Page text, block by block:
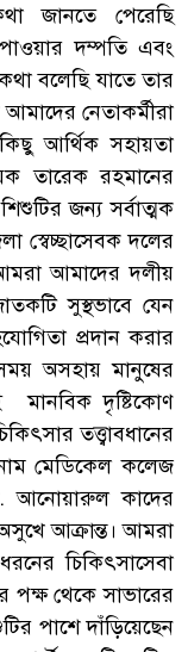
জানতে পেরেছি
দম্পতি এবং
বলেছি যাতে তার
নেতাকর্মীরা
আর্থিক সহায়তা
তারেক রহমানের
জন্য সর্বাত্মক
স্বেচ্ছাসেবক দলের
আমাদের দলীয়
সুস্থভাবে যেন
প্রদান করার
অসহায় মানুষের
মানবিক দৃষ্টিকোণ
তত্ত্বাবধানের
মেডিকেল কলেজ
ড. আনোয়ারুল কাদের
আক্রান্ত। আমরা
চিকিৎসাসেবা
পক্ষ থেকে সাভারের
পাশে দাঁড়িয়েছেন